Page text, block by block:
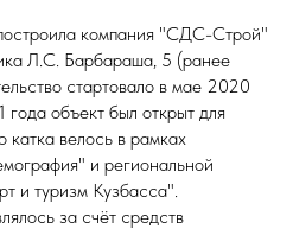
компания "СДС-Строй"
Л.С. Барбараша, 5 (ранее
стартовало в мае 2020
объект был открыт для
катка велось в рамках
и региональной
и туризм Кузбасса".
за счёт средств